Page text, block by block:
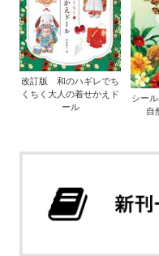
改訂版 和のハギレでち
くちく大人の着せかえド
ール
シー
自